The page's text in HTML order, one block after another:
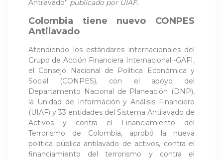
Antilavado” publicado por UIAF.
Colombia tiene nuevo CONPES
Antilavado
Atendiendo los estándares internacionales del
Grupo de Acción Financiera Internacional -GAFI,
el Consejo Nacional de Política Económica y
Social (CONPES), con el apoyo del
Departamento Nacional de Planeación (DNP),
la Unidad de Información y Análisis Financiero
(UIAF) y 33 entidades del Sistema Antilavado de
Activos y contra el Financiamiento del
Terrorismo de Colombia, aprobó la nueva
política pública antilavado de activos, contra el
financiamiento del terrorismo y contra el